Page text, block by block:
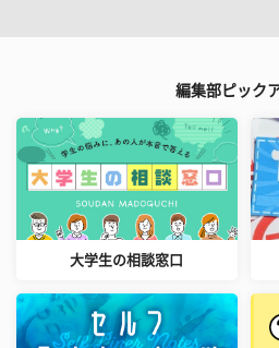
編集部ピック
大学生の相談窓口